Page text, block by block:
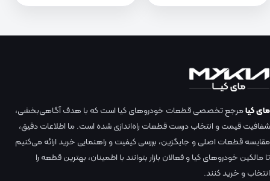
مای کیامرجع تخصصی قطعات خودروهای کیا است که با هدف آگاهی‌بخشی،
شفافیت قیمت و انتخاب درست قطعات راه‌اندازی شده است. ما اطلاعات دقیق،
مقایسه قطعات اصلی و جایگزین، بررسی کیفیت و راهنمایی خرید ارائه می‌کنیم
تا مالکین خودروهای کیا و فعالان بازار بتوانند با اطمینان، بهترین قطعه را
انتخاب و خرید کنند.